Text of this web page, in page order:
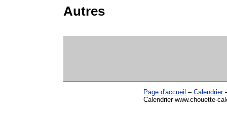
Autres
Page d'accueil – Calendrier
Calendrier www.chouette-